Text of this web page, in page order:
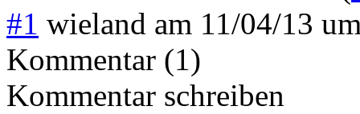
#1 wieland am 11/04/13
Kommentar (1)
Kommentar schreiben